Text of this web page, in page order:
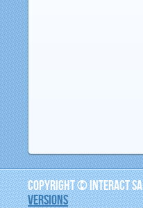
COPYRIGHT © INTERACT SA
VERSIONS